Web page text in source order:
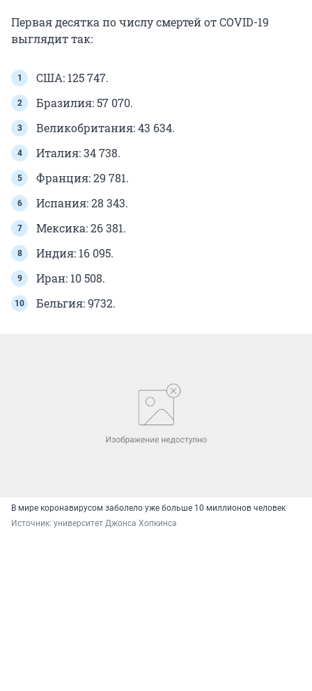
Первая десятка по числу смертей от COVID-19
выглядит так:
США: 125 747.
Бразилия: 57 070.
Великобритания: 43 634.
Италия: 34 738.
Франция: 29 781.
Испания: 28 343.
Мексика: 26 381.
Индия: 16 095.
Иран: 10 508.
Бельгия: 9732.
В мире коронавирусом заболело уже больше 10 миллионов человек
Источник: университет Джонса Хопкинса